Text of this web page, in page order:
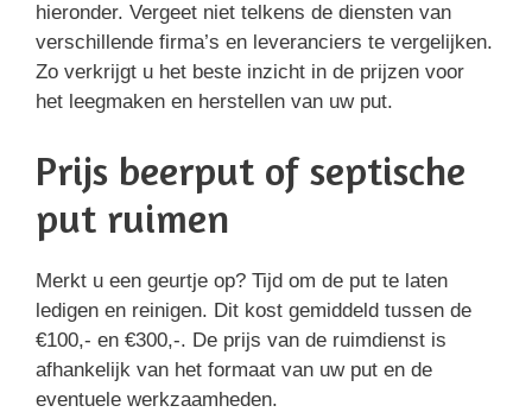
hieronder. Vergeet niet telkens de diensten van
verschillende firma’s en leveranciers te vergelijken.
Zo verkrijgt u het beste inzicht in de prijzen voor
het leegmaken en herstellen van uw put.
Prijs beerput of septische
put ruimen
Merkt u een geurtje op? Tijd om de put te laten
ledigen en reinigen. Dit kost gemiddeld tussen de
€100,- en €300,-. De prijs van de ruimdienst is
afhankelijk van het formaat van uw put en de
eventuele werkzaamheden.